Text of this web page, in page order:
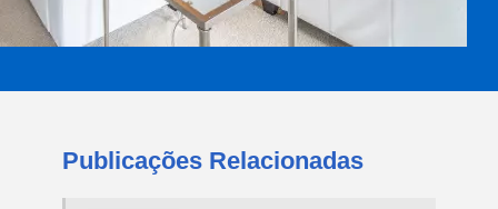
Publicações Relacionadas